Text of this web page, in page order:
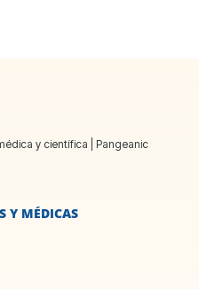
y científica | Pangeanic
Y MÉDICAS